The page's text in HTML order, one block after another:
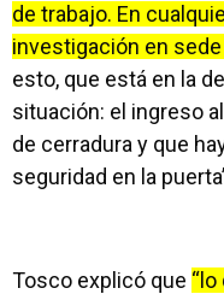
de trabajo. En
investigación en
esto, que está en la
situación: el ingreso
de cerradura y que
seguridad en la
Tosco explicó que